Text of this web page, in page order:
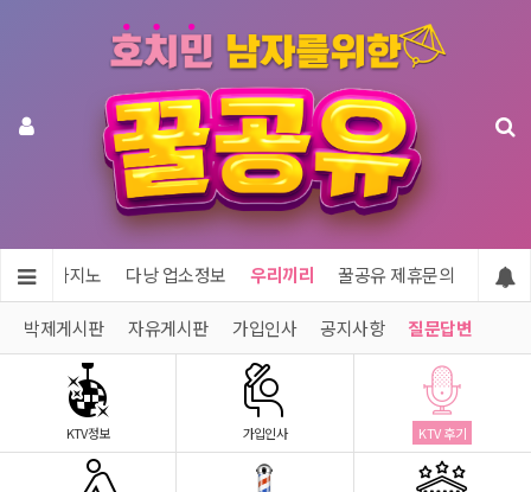
어 & 카지노 다낭 업소정보 우리끼리 꿀공유 제휴문의
박제게시판 자유게시판 가입인사 공지사항 질문답변
KTV정보 가입인사 KTV 후기